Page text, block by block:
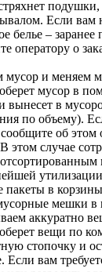
подушки,
Если вам
белье – заранее
оператору о
мусор и меняем
мусор в
вынесет в
по объему).
об этом
этом случае
пакеты в
мешки в
аккуратно
вещи по
стопочку и
Если вам